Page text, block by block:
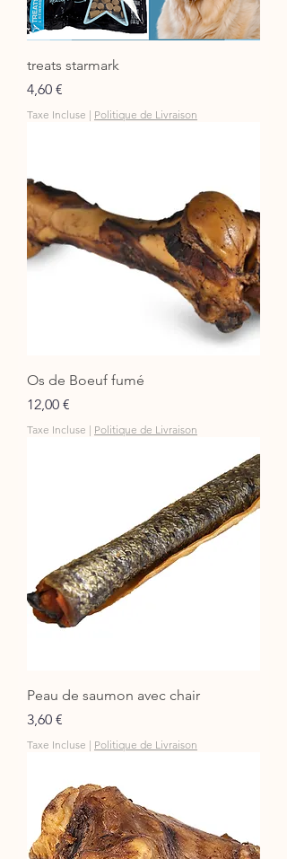
treats starmark
Prix
4,60 €
Taxe Incluse | Politique de Livraison
Os de Boeuf fumé
Prix
12,00 €
Taxe Incluse | Politique de Livraison
Peau de saumon avec chair
Prix
3,60 €
Taxe Incluse | Politique de Livraison